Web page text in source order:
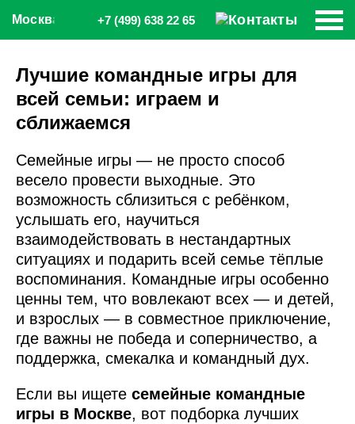
Москва +7 (499) 638 22 65
Лучшие командные игры для
всей семьи: играем и
сближаемся
Семейные игры — не просто способ
весело провести выходные. Это
возможность сблизиться с ребёнком,
услышать его, научиться
взаимодействовать в нестандартных
ситуациях и подарить всей семье тёплые
воспоминания. Командные игры особенно
ценны тем, что вовлекают всех — и детей,
и взрослых — в совместное приключение,
где важны не победа и соперничество, а
поддержка, смекалка и командный дух.
Если вы ищете семейные командные
игры в Москве, вот подборка лучших